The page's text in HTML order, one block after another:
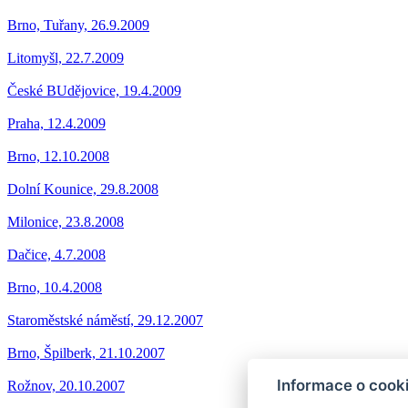
Brno, Tuřany, 26.9.2009
Litomyšl, 22.7.2009
České BUdějovice, 19.4.2009
Praha, 12.4.2009
Brno, 12.10.2008
Dolní Kounice, 29.8.2008
Milonice, 23.8.2008
Dačice, 4.7.2008
Brno, 10.4.2008
Staroměstské náměstí, 29.12.2007
Brno, Špilberk, 21.10.2007
Rožnov, 20.10.2007 Informace o